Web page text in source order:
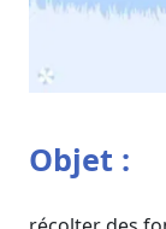
Objet :